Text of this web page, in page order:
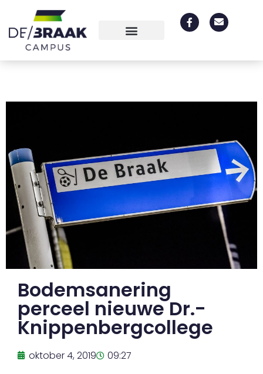
Bodemsanering
perceel nieuwe Dr.-
Knippenbergcollege
oktober 4, 2019
09:27